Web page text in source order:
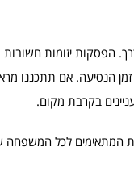
הפסקות יזומות חשובות
הנסיעה. אם תתכננו
המתאימים לכל המשפחה